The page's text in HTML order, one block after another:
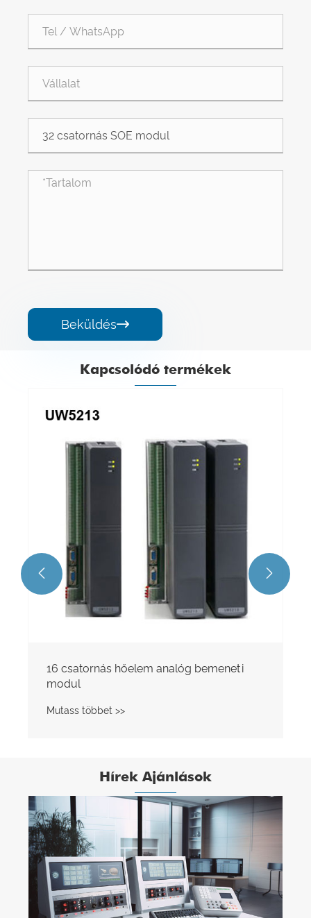
Beküldés
Kapcsolódó termékek
bemeneti modul
Mutass többet >>
 
Hírek Ajánlások
Bevezetés a biztonsági ellenőrző
rendszerbe
Mutass többet >>